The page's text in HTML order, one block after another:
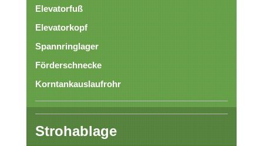
Elevatorfuß
Elevatorkopf
Spannringlager
Förderschnecke
Korntankauslaufrohr
Strohablage